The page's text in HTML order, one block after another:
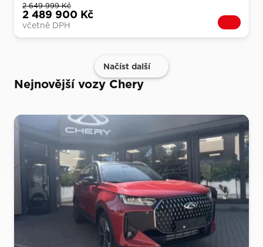
2 649 999 Kč
2 489 900 Kč
včetně DPH
Načíst další
Nejnovější vozy Chery